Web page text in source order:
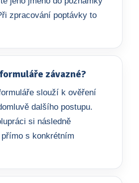
zpracování poptávky to
závazné?
slouží k ověření
dalšího postupu.
si následně
s konkrétním